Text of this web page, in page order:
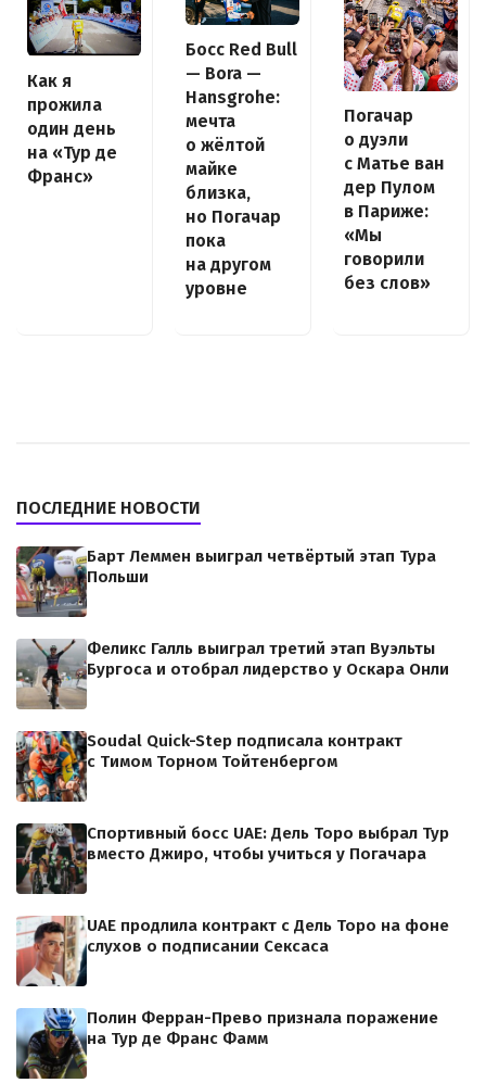
Как я
прожила
один день
на «Тур де
Франс»
Босс Red Bull
— Bora —
Hansgrohe:
мечта
о жёлтой
майке
близка,
но Погачар
пока
на другом
уровне
Погачар
о дуэли
с Матье ван
дер Пулом
в Париже:
«Мы
говорили
без слов»
ПОСЛЕДНИЕ НОВОСТИ
Барт Леммен выиграл четвёртый этап Тура
Польши
Феликс Галль выиграл третий этап Вуэльты
Бургоса и отобрал лидерство у Оскара Онли
Soudal Quick-Step подписала контракт
с Тимом Торном Тойтенбергом
Спортивный босс UAE: Дель Торо выбрал Тур
вместо Джиро, чтобы учиться у Погачара
UAE продлила контракт с Дель Торо на фоне
слухов о подписании Сексаса
Полин Ферран-Прево признала поражение
на Тур де Франс Фамм